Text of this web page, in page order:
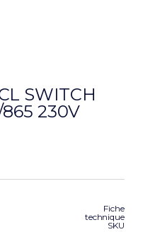
SWITCH
230V
Fiche
technique
SKU